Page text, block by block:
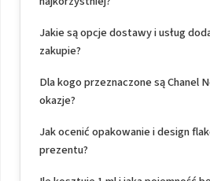
Jakie są opcje dostawy i usług
zakupie?
Dla kogo przeznaczone są Chanel
okazje?
Jak ocenić opakowanie i design
prezentu?